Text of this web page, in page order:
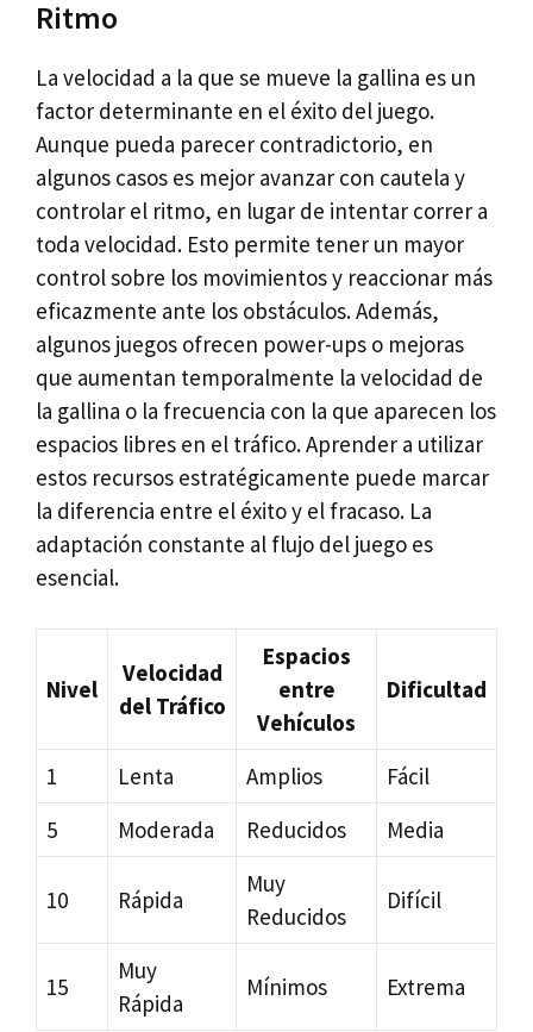
Ritmo
La velocidad a la que se mueve la gallina es un
factor determinante en el éxito del juego.
Aunque pueda parecer contradictorio, en
algunos casos es mejor avanzar con cautela y
controlar el ritmo, en lugar de intentar correr a
toda velocidad. Esto permite tener un mayor
control sobre los movimientos y reaccionar más
eficazmente ante los obstáculos. Además,
algunos juegos ofrecen power-ups o mejoras
que aumentan temporalmente la velocidad de
la gallina o la frecuencia con la que aparecen los
espacios libres en el tráfico. Aprender a utilizar
estos recursos estratégicamente puede marcar
la diferencia entre el éxito y el fracaso. La
adaptación constante al flujo del juego es
esencial.
Nivel
Velocidad
del Tráfico
Espacios
entre
Vehículos
Dificultad
1 Lenta Amplios
Fácil
5
Moderada Reducidos Media
10 Rápida
Muy
Reducidos
Difícil
15
Muy
Rápida
Mínimos Extrema